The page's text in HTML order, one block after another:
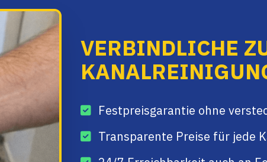
VERBINDLICHE
Festpreisgarantie ohne
Transparente Preise für jede